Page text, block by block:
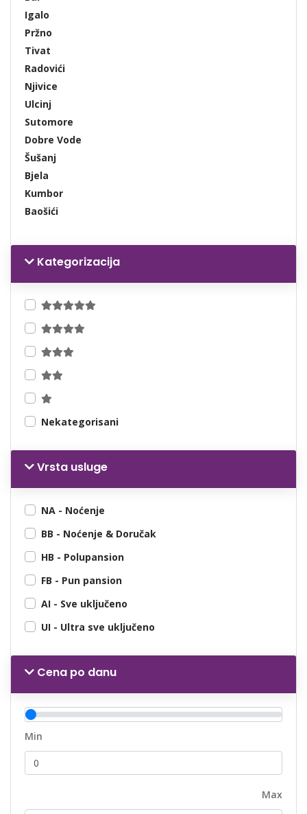
Igalo
Pržno
Tivat
Radovići
Njivice
Ulcinj
Sutomore
Dobre Vode
Šušanj
Bjela
Kumbor
Baošići
Kategorizacija
Nekategorisani
Vrsta usluge
NA - Noćenje
BB - Noćenje & Doručak
HB - Polupansion
FB - Pun pansion
AI - Sve uključeno
UI - Ultra sve uključeno
Cena po danu
Min
Max